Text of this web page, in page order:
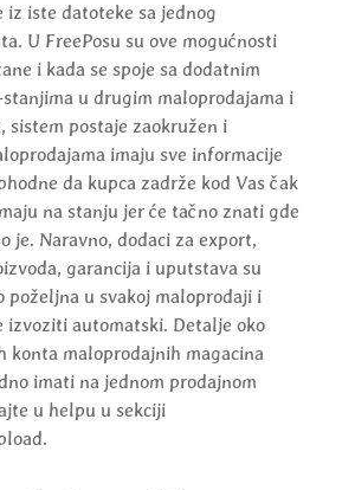
iz iste datoteke sa jednog
U FreePosu su ove mogućnosti
i kada se spoje sa dodatnim
u drugim maloprodajama i
sistem postaje zaokružen i
imaju sve informacije
da kupca zadrže kod Vas čak
na stanju jer će tačno znati gde
je. Naravno, dodaci za export,
garancija i uputstava su
poželjna u svakoj maloprodaji i
izvoziti automatski. Detalje oko
konta maloprodajnih magacina
imati na jednom prodajnom
u helpu u sekciji